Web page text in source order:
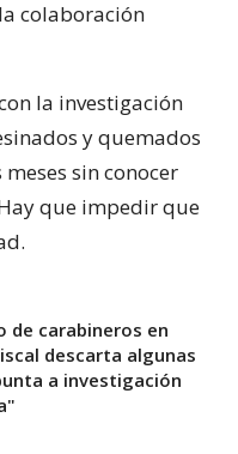
colaboración
la investigación
y quemados
sin conocer
que impedir que
de carabineros en
descarta algunas
a investigación